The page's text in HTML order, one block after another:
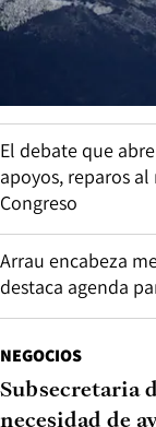
El debate que
apoyos, reparos
Congreso
Arrau encabeza
destaca agenda
NEGOCIOS
Subsecretaria
necesidad de